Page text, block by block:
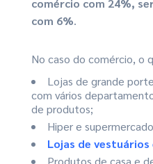
com 6%.
No caso do comércio, o
Lojas de grande
com vários
de produtos;
Hiper e
Lojas de
Produtos de casa e